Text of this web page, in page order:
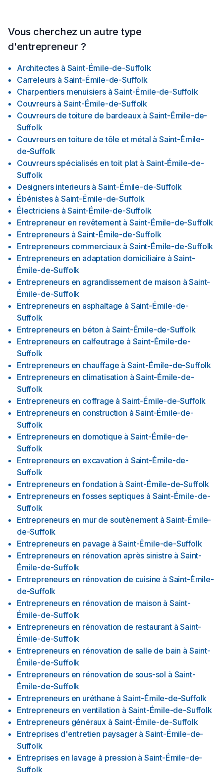
Vous cherchez un autre type
d'entrepreneur ?
Architectes à Saint-Émile-de-Suffolk
Carreleurs à Saint-Émile-de-Suffolk
Charpentiers menuisiers à Saint-Émile-de-Suffolk
Couvreurs à Saint-Émile-de-Suffolk
Couvreurs de toiture de bardeaux à Saint-Émile-de-
Suffolk
Couvreurs en toiture de tôle et métal à Saint-Émile-
de-Suffolk
Couvreurs spécialisés en toit plat à Saint-Émile-de-
Suffolk
Designers interieurs à Saint-Émile-de-Suffolk
Ébénistes à Saint-Émile-de-Suffolk
Électriciens à Saint-Émile-de-Suffolk
Entrepreneur en revêtement à Saint-Émile-de-Suffolk
Entrepreneurs à Saint-Émile-de-Suffolk
Entrepreneurs commerciaux à Saint-Émile-de-Suffolk
Entrepreneurs en adaptation domiciliaire à Saint-
Émile-de-Suffolk
Entrepreneurs en agrandissement de maison à Saint-
Émile-de-Suffolk
Entrepreneurs en asphaltage à Saint-Émile-de-
Suffolk
Entrepreneurs en béton à Saint-Émile-de-Suffolk
Entrepreneurs en calfeutrage à Saint-Émile-de-
Suffolk
Entrepreneurs en chauffage à Saint-Émile-de-Suffolk
Entrepreneurs en climatisation à Saint-Émile-de-
Suffolk
Entrepreneurs en coffrage à Saint-Émile-de-Suffolk
Entrepreneurs en construction à Saint-Émile-de-
Suffolk
Entrepreneurs en domotique à Saint-Émile-de-
Suffolk
Entrepreneurs en excavation à Saint-Émile-de-
Suffolk
Entrepreneurs en fondation à Saint-Émile-de-Suffolk
Entrepreneurs en fosses septiques à Saint-Émile-de-
Suffolk
Entrepreneurs en mur de soutènement à Saint-Émile-
de-Suffolk
Entrepreneurs en pavage à Saint-Émile-de-Suffolk
Entrepreneurs en rénovation après sinistre à Saint-
Émile-de-Suffolk
Entrepreneurs en rénovation de cuisine à Saint-Émile-
de-Suffolk
Entrepreneurs en rénovation de maison à Saint-
Émile-de-Suffolk
Entrepreneurs en rénovation de restaurant à Saint-
Émile-de-Suffolk
Entrepreneurs en rénovation de salle de bain à Saint-
Émile-de-Suffolk
Entrepreneurs en rénovation de sous-sol à Saint-
Émile-de-Suffolk
Entrepreneurs en uréthane à Saint-Émile-de-Suffolk
Entrepreneurs en ventilation à Saint-Émile-de-Suffolk
Entrepreneurs généraux à Saint-Émile-de-Suffolk
Entreprises d'entretien paysager à Saint-Émile-de-
Suffolk
Entreprises en lavage à pression à Saint-Émile-de-
Suffolk